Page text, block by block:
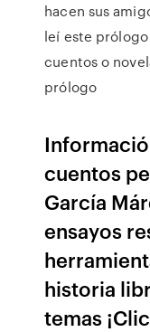
hacen sus
leí este
cuentos o
prólogo
cuentos
García
ensayos
historia
temas